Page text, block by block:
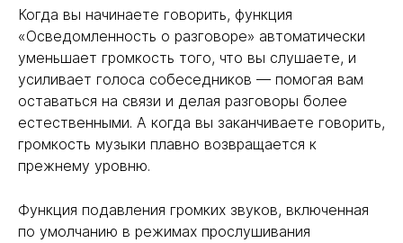
Когда вы начинаете говорить, функция
«Осведомленность о разговоре» автоматически
уменьшает громкость того, что вы слушаете, и
усиливает голоса собеседников — помогая вам
оставаться на связи и делая разговоры более
естественными. А когда вы заканчиваете говорить,
громкость музыки плавно возвращается к
прежнему уровню.
Функция подавления громких звуков, включенная
по умолчанию в режимах прослушивания